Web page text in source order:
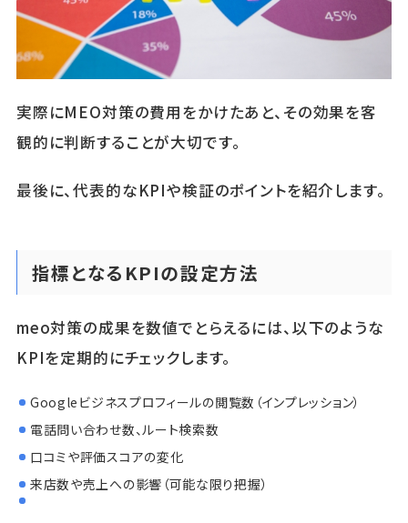
実際にMEO対策の費用をかけたあと、その効果を客
観的に判断することが大切です。
最後に、代表的なKPIや検証のポイントを紹介します。
指標となるKPIの設定方法
meo対策の成果を数値でとらえるには、以下のような
KPIを定期的にチェックします。
Googleビジネスプロフィールの閲覧数（インプレッション）
電話問い合わせ数、ルート検索数
口コミや評価スコアの変化
来店数や売上への影響（可能な限り把握）